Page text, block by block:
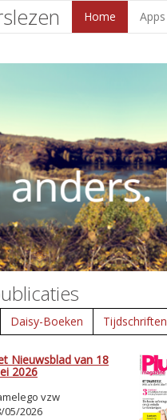
Home Apps
Daisy-Boeken Tijdschriften
Nieuwsblad van 18
2026
vzw
05/2026